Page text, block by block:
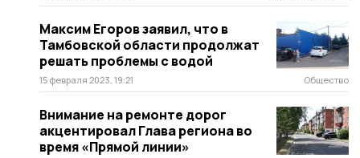
Максим Егоров заявил, что в
Тамбовской области продолжат
решать проблемы с водой
15 февраля 2023, 19:21 Общество
Внимание на ремонте дорог
акцентировал Глава региона во
время «Прямой линии»